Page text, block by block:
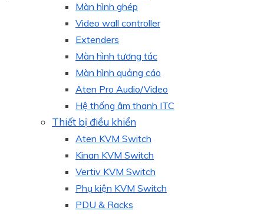
Màn hình ghép
Video wall controller
Extenders
Màn hình tương tác
Màn hình quảng cáo
Aten Pro Audio/Video
Hệ thống âm thanh ITC
Thiết bị điều khiển
Aten KVM Switch
Kinan KVM Switch
Vertiv KVM Switch
Phụ kiện KVM Switch
PDU & Racks